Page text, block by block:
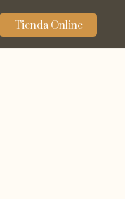
Tienda Online